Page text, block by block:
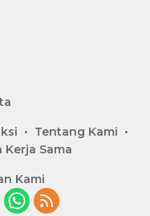
Tentang Kami
Kerja Sama
Kami